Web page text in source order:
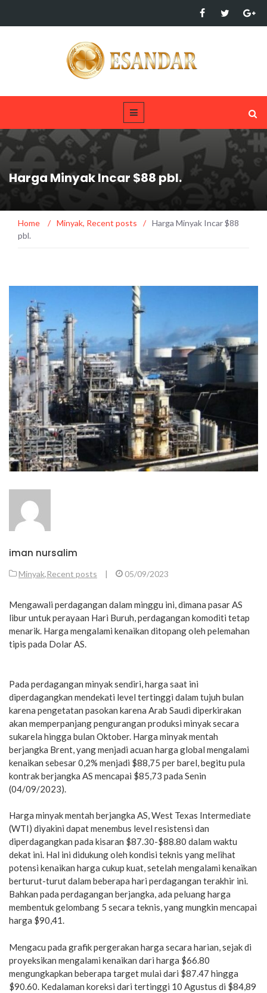
Harga Minyak Incar $88 pbl.
Home / Minyak, Recent posts / Harga Minyak Incar $88
pbl.
iman nursalim
Minyak,Recent posts | 05/09/2023
Mengawali perdagangan dalam minggu ini, dimana pasar AS
libur untuk perayaan Hari Buruh, perdagangan komoditi tetap
menarik. Harga mengalami kenaikan ditopang oleh pelemahan
tipis pada Dolar AS.
Pada perdagangan minyak sendiri, harga saat ini
diperdagangkan mendekati level tertinggi dalam tujuh bulan
karena pengetatan pasokan karena Arab Saudi diperkirakan
akan memperpanjang pengurangan produksi minyak secara
sukarela hingga bulan Oktober. Harga minyak mentah
berjangka Brent, yang menjadi acuan harga global mengalami
kenaikan sebesar 0,2% menjadi $88,75 per barel, begitu pula
kontrak berjangka AS mencapai $85,73 pada Senin
(04/09/2023).
Harga minyak mentah berjangka AS, West Texas Intermediate
(WTI) diyakini dapat menembus level resistensi dan
diperdagangkan pada kisaran $87.30-$88.80 dalam waktu
dekat ini. Hal ini didukung oleh kondisi teknis yang melihat
potensi kenaikan harga cukup kuat, setelah mengalami kenaikan
berturut-turut dalam beberapa hari perdagangan terakhir ini.
Bahkan pada perdagangan berjangka, ada peluang harga
membentuk gelombang 5 secara teknis, yang mungkin mencapai
harga $90,41.
Mengacu pada grafik pergerakan harga secara harian, sejak di
proyeksikan mengalami kenaikan dari harga $66.80
mengungkapkan beberapa target mulai dari $87.47 hingga
$90.60. Kedalaman koreksi dari tertinggi 10 Agustus di $84,89